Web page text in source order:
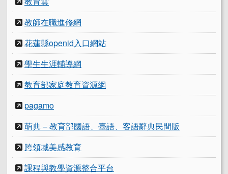
教師在職進修網
花蓮縣openid入口網站
學生生涯輔導網
教育部家庭教育資源網
pagamo
萌典 – 教育部國語、臺語、客語辭典民間版
跨領域美感教育
課程與教學資源整合平台